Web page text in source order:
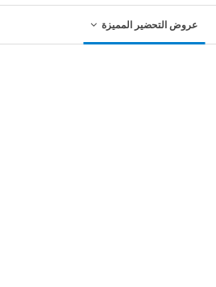
عروض التحضير المميزة